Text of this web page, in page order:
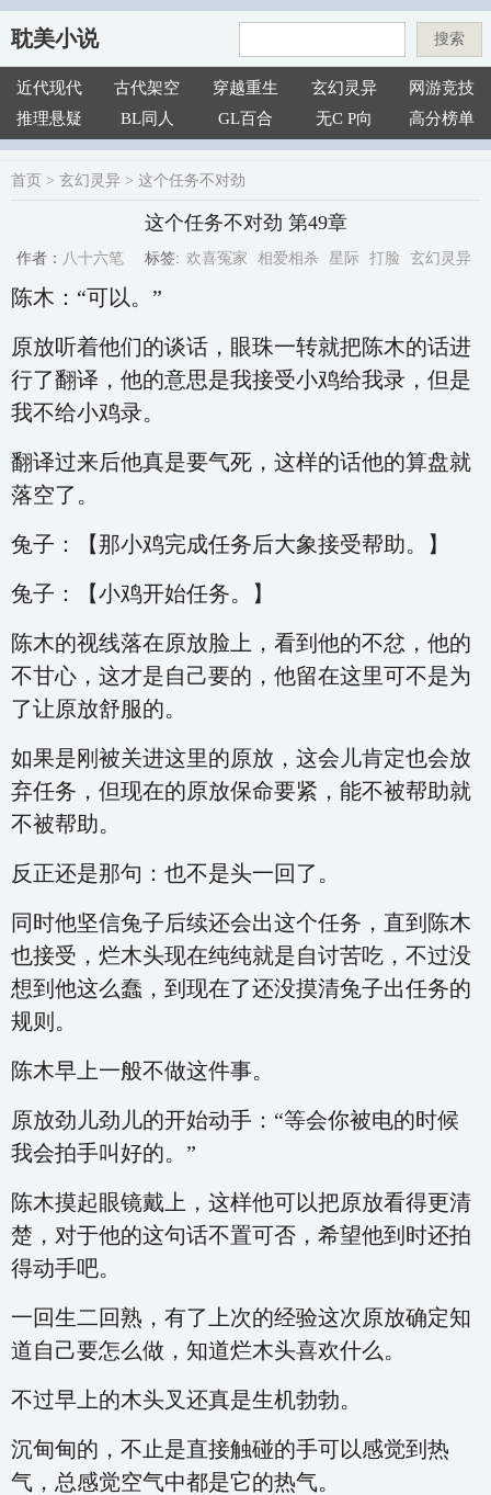
耽美小说 搜索
近代现代 古代架空 穿越重生 玄幻灵异
网游竞技
推理悬疑
BL同人 GL百合 无C P向 高分榜单
首页 > 玄幻灵异 > 这个任务不对劲
这个任务不对劲 第49章
作者： 八十六笔 标签: 欢喜冤家 相爱相杀 星际 打脸 玄幻灵异
陈木：“可以。”
原放听着他们的谈话，眼珠一转就把陈木的话进
行了翻译，他的意思是我接受小鸡给我录，但是
我不给小鸡录。
翻译过来后他真是要气死，这样的话他的算盘就
落空了。
兔子：【那小鸡完成任务后大象接受帮助。】
兔子：【小鸡开始任务。】
陈木的视线落在原放脸上，看到他的不忿，他的
不甘心，这才是自己要的，他留在这里可不是为
了让原放舒服的。
如果是刚被关进这里的原放，这会儿肯定也会放
弃任务，但现在的原放保命要紧，能不被帮助就
不被帮助。
反正还是那句：也不是头一回了。
同时他坚信兔子后续还会出这个任务，直到陈木
也接受，烂木头现在纯纯就是自讨苦吃，不过没
想到他这么蠢，到现在了还没摸清兔子出任务的
规则。
陈木早上一般不做这件事。
原放劲儿劲儿的开始动手：“等会你被电的时候
我会拍手叫好的。”
陈木摸起眼镜戴上，这样他可以把原放看得更清
楚，对于他的这句话不置可否，希望他到时还拍
得动手吧。
一回生二回熟，有了上次的经验这次原放确定知
道自己要怎么做，知道烂木头喜欢什么。
不过早上的木头叉还真是生机勃勃。
沉甸甸的，不止是直接触碰的手可以感觉到热
气，总感觉空气中都是它的热气。